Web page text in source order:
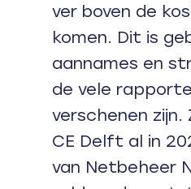
ver boven de
komen. Dit is
aannames en
de vele
verschenen zijn.
CE Delft al in
van Netbeheer